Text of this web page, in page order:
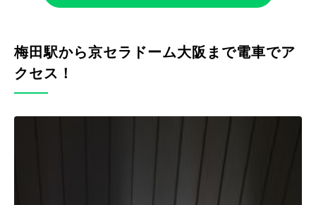
梅田駅から京セラドーム大阪まで電車でア
クセス！